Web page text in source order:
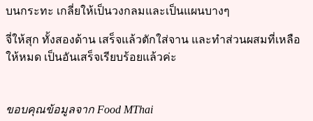
บนกระทะ เกลี่ยให้เป็นวงกลมและเป็นแผนบางๆ
จี่ให้สุก ทั้งสองด้าน เสร็จแล้วตักใส่จาน และทำส่วนผสมที่เหลือ
ให้หมด เป็นอันเสร็จเรียบร้อยแล้วค่ะ
ขอบคุณข้อมูลจาก Food MThai